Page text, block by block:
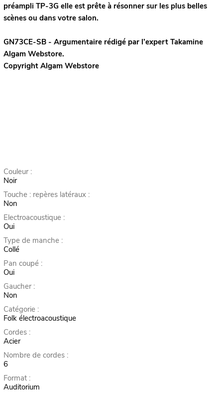
préampli TP-3G elle est prête à résonner sur les plus belles
scènes ou dans votre salon.
GN73CE-SB - Argumentaire rédigé par l’expert Takamine
Algam Webstore.
Copyright Algam Webstore
Couleur :
Noir
Touche : repères latéraux :
Non
Electroacoustique :
Oui
Type de manche :
Collé
Pan coupé :
Oui
Gaucher :
Non
Catégorie :
Folk électroacoustique
Cordes :
Acier
Nombre de cordes :
6
Format :
Auditorium